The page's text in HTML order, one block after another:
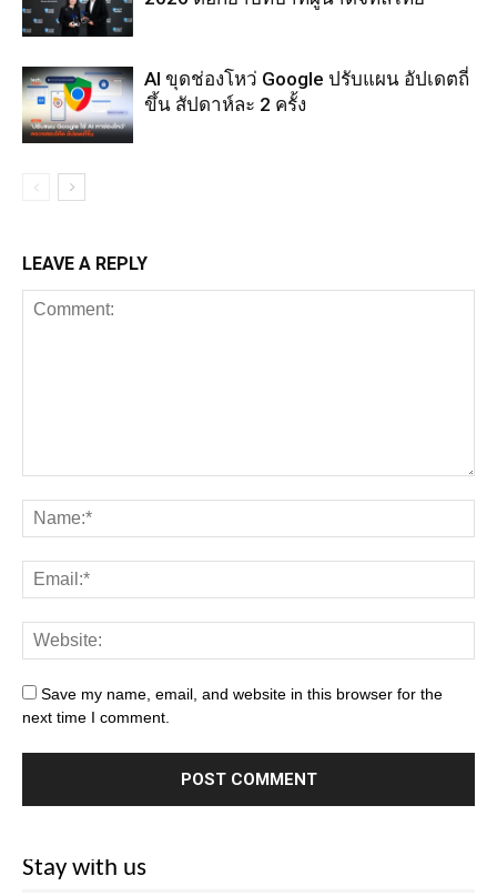
AI ขุดช่องโหว่ Google ปรับแผน อัปเดตถี่
ขึ้น สัปดาห์ละ 2 ครั้ง
LEAVE A REPLY
Save my name, email, and website in this browser for the
next time I comment.
Stay with us